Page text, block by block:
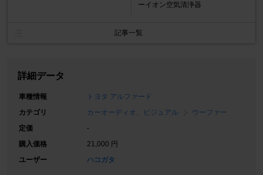
ーイオン空気清浄器
記事一覧
詳細データ
車種情報
トヨタ アルファード
カテゴリ
カーオーディオ、ビジュアル
ウーファー
定価
-
購入価格
21,000 円
ユーザー
ハコガタ